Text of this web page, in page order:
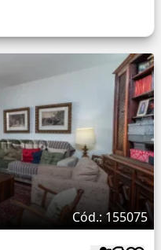
Cód.: 155075